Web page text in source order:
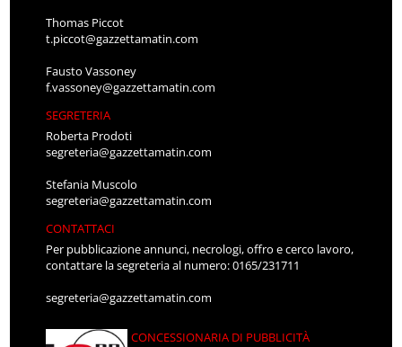
Thomas Piccot
t.piccot@gazzettamatin.com
Fausto Vassoney
f.vassoney@gazzettamatin.com
SEGRETERIA
Roberta Prodoti
segreteria@gazzettamatin.com
Stefania Muscolo
segreteria@gazzettamatin.com
CONTATTACI
Per pubblicazione annunci, necrologi, offro e cerco lavoro,
contattare la segreteria al numero: 0165/231711
segreteria@gazzettamatin.com
CONCESSIONARIA DI PUBBLICITÀ